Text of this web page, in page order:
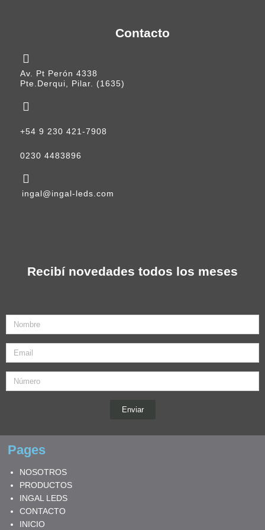
Contacto
Av. Pt Perón 4338
Pte.Derqui, Pilar. (1635)
+54 9 230 421-7908
0230 4483896
ingal@ingal-leds.com
Recibí novedades todos los meses
Nombre
Email
Enviar
Pages
NOSOTROS
PRODUCTOS
INGAL LEDS
CONTACTO
INICIO